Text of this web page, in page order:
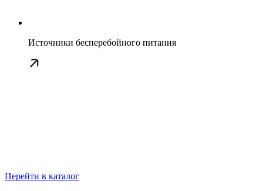
Источники бесперебойного питания
Перейти в каталог